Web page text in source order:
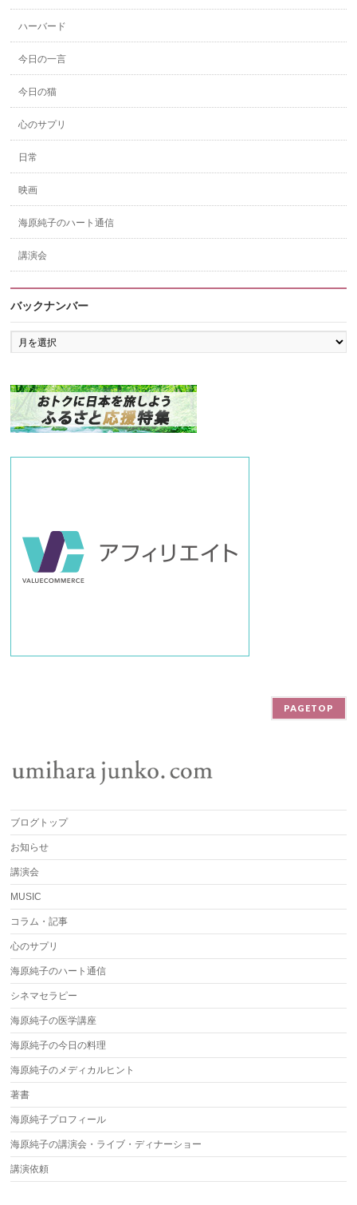
ハーバード
今日の一言
今日の猫
心のサプリ
日常
映画
海原純子のハート通信
講演会
バックナンバー
バ
ッ
ク
ン
バ
ー
PAGETOP
ブログトップ
お知らせ
講演会
MUSIC
コラム・記事
心のサプリ
海原純子のハート通信
シネマセラピー
海原純子の医学講座
海原純子の今日の料理
海原純子のメディカルヒント
著書
海原純子プロフィール
海原純子の講演会・ライブ・ディナーショー
講演依頼